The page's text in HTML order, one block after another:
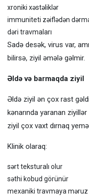
xroniki xəstəliklər
immuniteti zəiflədən
dəri travmaları
Sadə desək, virus var,
bilirsə, ziyil əmələ gəlmir.
Əldə və barmaqda ziyil
Əldə ziyil ən çox rast
kənarında yaranan
ziyil çox vaxt dırnaq
Klinik olaraq:
sərt teksturalı olur
səthi kobud görünür
mexaniki travmaya məruz